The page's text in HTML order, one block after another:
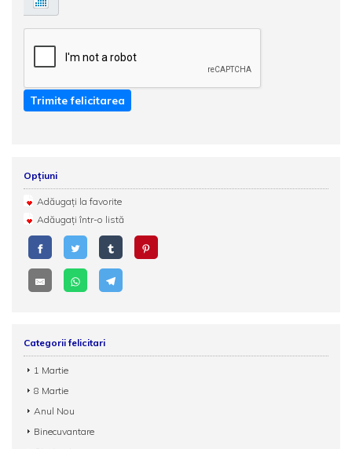
Trimite felicitarea
Opțiuni
Adăugați la favorite
Adăugați într-o listă
Categorii felicitari
1 Martie
8 Martie
Anul Nou
Binecuvantare